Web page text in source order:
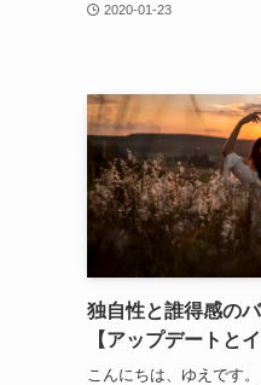
2020-01-23
独自性と誰得感の
【アップデートと
こんにちは、ゆえです